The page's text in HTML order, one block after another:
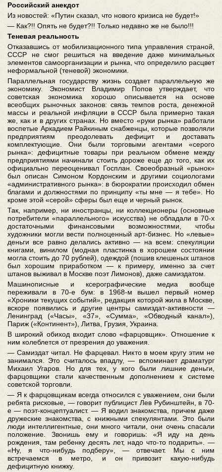
Российский анекдот
Из новостей: «Путин сказал, что нового кризиса не будет!»
— Как?!! Опять не будет?!! Только недавно же не было!!!
Теневая реальность
Отказавшись от мобилизационного типа управления страной,
СССР не смог решиться на введение даже минимальных
элементов самоорганизации и рынка, что определило расцвет
неформальной (теневой) экономики.
Параллельная государству жизнь создает параллельную же
экономику. Экономист Владимир Попов утверждает, что
советская экономика хорошо описывается на основе
всеобщих рыночных законов: связь темпов роста, денежной
массы и реальной инфляции в СССР была примерно такая
же, как и в других странах. Но вместо «руки рынка» работали
воспетые Аркадием Райкиным снабженцы, которые позволяли
предприятиям преодолевать дефицит и доставать
комплектующие. Они были торговыми агентами «серого
рынка»: дефицитные товары при реальном обмене между
предприятиями начинали стоить дороже еще до того, как их
официально переоценивал Госплан. Своеобразный «рынок»
был описан Симоном Кордонским и другими социологами
«административного рынка»: в бюрократии происходил обмен
благами и должностями по принципу «ты мне — я тебе». Но
кроме этой «серой» сферы был еще и черный рынок.
Так, например, ни иностранцы, ни коллекционеры (основные
потребители «параллельного» искусства) не обладали в 70-х
достаточными финансовыми возможностями, чтобы
художники могли вести полноценный арт-бизнес. Но «левые»
деньги все равно делались активно — на всем: спекуляции
книгами, винилом (модная пластинка в хорошем состоянии
могла стоить до 70 рублей), одеждой (пошив клешеных штанов
был хорошим приработком — к примеру, именно за счет
штанов выживал в Москве поэт Лимонов), даже самиздатом.
Машинописные и ксерографические медиа вообще
переживали в 70-е бум: в 1968-м вышел первый номер
«Хроники текущих событий», редакция которой жила в Москве,
вскоре появились и другие центры самиздат-активности —
Ленинград («Часы», «37», «Сумма», «Обводный канал»),
Париж («Континент»), Литва, Грузия, Украина.
В широкий обиход входит слово «фарцовщик». Отношение к
ним колеблется от презрения до уважения.
— Самиздат читал. Не фарцевал. Никто в моем кругу этим не
занимался. Это считалось впадлу, — вспоминает драматург
Михаил Угаров. Но для тех, у кого были лишние деньги,
фарцовщики стали качественным дополнением к системе
советской торговли.
— Я к фарцовщикам всегда относился с уважением, они были
ребята рисковые, — говорит публицист Лев Рубинштейн, в 70-
е — поэт-концептуалист. — Я водил знакомства, причем даже
дружеские знакомства, с книжными спекулянтами. Это были
люди интеллигентные, они много читали, они очень спасали
положение. Звонишь ему и говоришь: «Я иду на день
рождения, там ребенку десять лет, надо что-то подарить». —
«Ну, я что-нибудь подберу», — отвечает. Мы с ним
встречаемся в метро, и он привозит какую-нибудь
дефицитную книжку.